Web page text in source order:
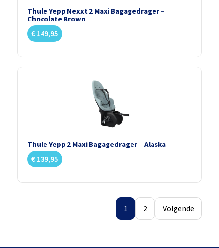
Thule Yepp Nexxt 2 Maxi Bagagedrager –
Chocolate Brown
€ 149,95
Thule Yepp 2 Maxi Bagagedrager – Alaska
€ 139,95
1 2 Volgende